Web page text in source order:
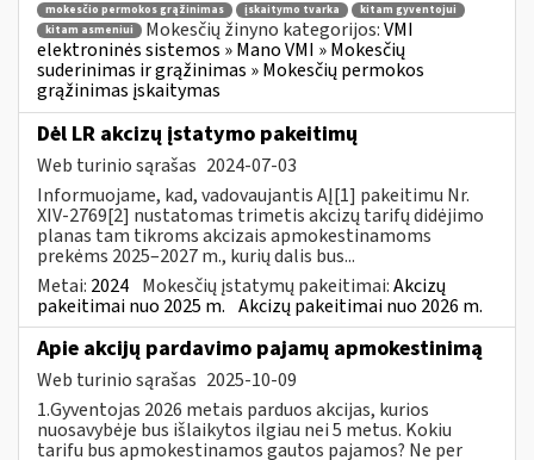
mokesčio permokos grąžinimas
įskaitymo tvarka
kitam gyventojui
kitam asmeniui
Mokesčių žinyno kategorijos:VMI
elektroninės sistemos » Mano VMI » Mokesčių
suderinimas ir grąžinimas » Mokesčių permokos
grąžinimas įskaitymas
Dėl LR akcizų įstatymo pakeitimų
Web turinio sąrašas 2024-07-03
Informuojame, kad, vadovaujantis AĮ[1] pakeitimu Nr.
XIV-2769[2] nustatomas trimetis akcizų tarifų didėjimo
planas tam tikroms akcizais apmokestinamoms
prekėms 2025–2027 m., kurių dalis bus...
Metai: 2024 Mokesčių įstatymų pakeitimai:Akcizų
pakeitimai nuo 2025 m. Akcizų pakeitimai nuo 2026 m.
Apie akcijų pardavimo pajamų apmokestinimą
Web turinio sąrašas 2025-10-09
1.Gyventojas 2026 metais parduos akcijas, kurios
nuosavybėje bus išlaikytos ilgiau nei 5 metus. Kokiu
tarifu bus apmokestinamos gautos pajamos? Ne per